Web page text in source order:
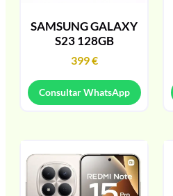
SAMSUNG GALAXY
S23 128GB
399€
Consultar WhatsApp